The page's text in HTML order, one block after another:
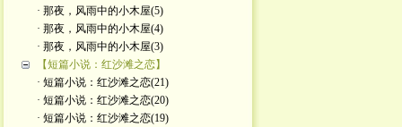
· 那夜，风雨中的小木屋(5)
· 那夜，风雨中的小木屋(4)
· 那夜，风雨中的小木屋(3)
【短篇小说：红沙滩之恋】
· 短篇小说：红沙滩之恋(21)
· 短篇小说：红沙滩之恋(20)
· 短篇小说：红沙滩之恋(19)